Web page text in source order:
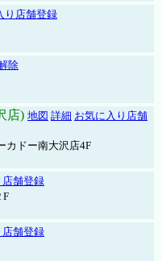
り店舗登録
除
店) 地図 詳細 お気に入り店舗
カドー南大沢店4F
店舗登録
F
店舗登録